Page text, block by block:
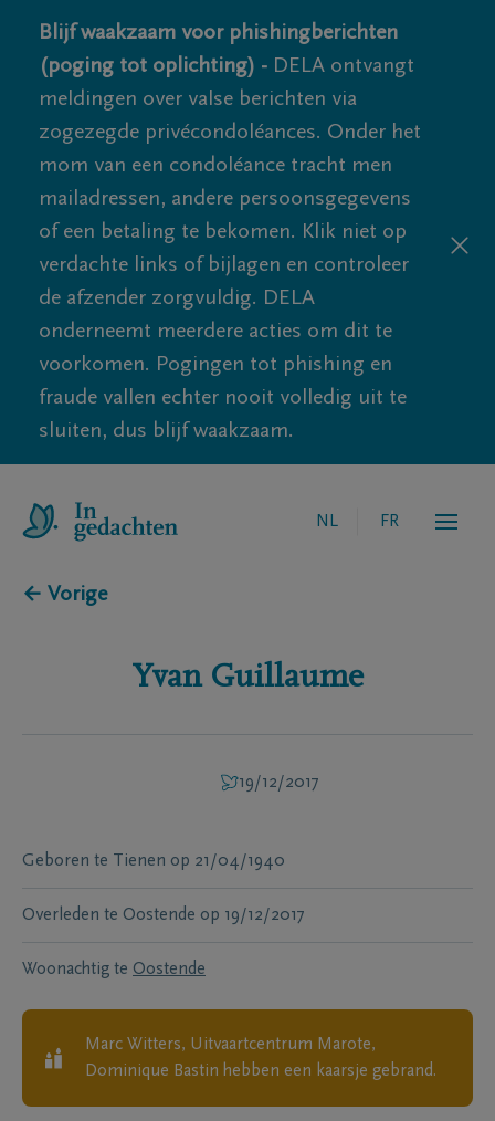
Blijf waakzaam voor phishingberichten
(poging tot oplichting) - DELA ontvangt
meldingen over valse berichten via
zogezegde privécondoléances. Onder het
mom van een condoléance tracht men
mailadressen, andere persoonsgegevens
of een betaling te bekomen. Klik niet op
verdachte links of bijlagen en controleer
de afzender zorgvuldig. DELA
onderneemt meerdere acties om dit te
voorkomen. Pogingen tot phishing en
fraude vallen echter nooit volledig uit te
sluiten, dus blijf waakzaam.
NL FR
← Vorige
Yvan Guillaume
19/12/2017
Geboren te Tienen op 21/04/1940
Overleden te Oostende op 19/12/2017
Woonachtig te Oostende
Marc Witters, Uitvaartcentrum Marote,
Dominique Bastin hebben een kaarsje gebrand.